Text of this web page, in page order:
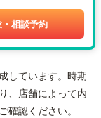
・相談予約
しています。時期
、店舗によって内
確認ください。